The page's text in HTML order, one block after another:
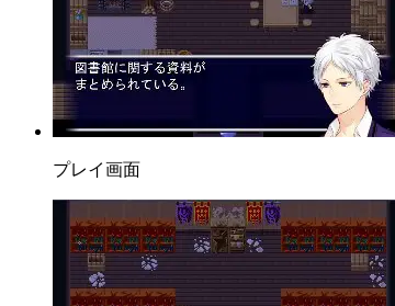
プレイ画面